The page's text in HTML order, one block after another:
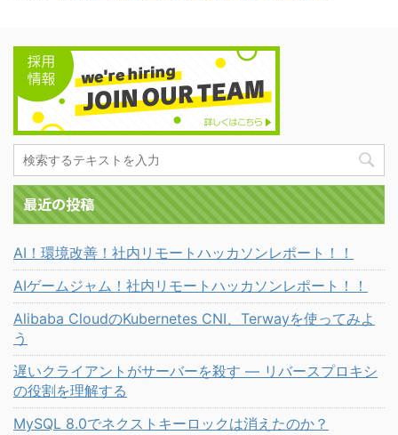
最近の投稿
AI！環境改善！社内リモートハッカソンレポート！！
AIゲームジャム！社内リモートハッカソンレポート！！
Alibaba CloudのKubernetes CNI、Terwayを使ってみよ
う
遅いクライアントがサーバーを殺す ― リバースプロキシ
の役割を理解する
MySQL 8.0でネクストキーロックは消えたのか？